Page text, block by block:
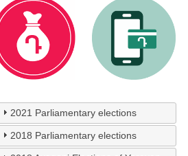
2021 Parliamentary elections
2018 Parliamentary elections